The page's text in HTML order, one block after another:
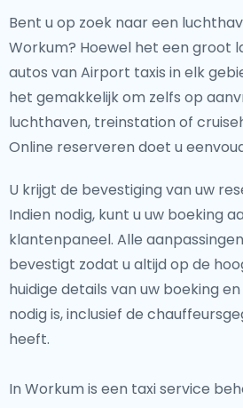
Bent u op zoek naar een
Workum? Hoewel het een groot
autos van Airport taxis in elk
het gemakkelijk om zelfs op
luchthaven, treinstation of
Online reserveren doet u
U krijgt de bevestiging van uw
Indien nodig, kunt u uw boeking
klantenpaneel. Alle
bevestigt zodat u altijd op de
huidige details van uw boeking
nodig is, inclusief de
heeft.
In Workum is een taxi service